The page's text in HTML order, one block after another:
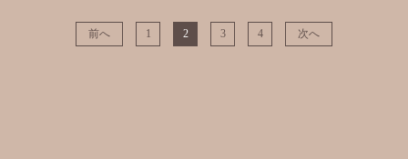
前へ 1 2 3 4 次へ